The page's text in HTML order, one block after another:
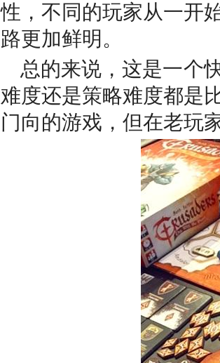
性，不同的玩家从一开
路更加鲜明。
总的来说，这是一个
难度还是策略难度都是
门向的游戏，但在老玩